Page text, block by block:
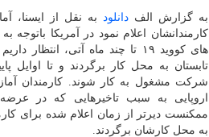
به گزارش الف دانلودبه نقل از ایسنا،
کارمندانشان اعلام نمود در آمریکا
های کووید ۱۹ تا چند ماه آتی،
تابستان به محل کار برگردند و تا اوایل
شرکت مشغول به کار شوند. کارمندان
اروپایی به سبب تاخیرهایی که در
ممکنست دیرتر از زمان اعلام شده برای
به محل کارشان برگردند.